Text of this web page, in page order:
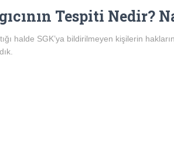
Tespiti Nedir?
halde SGK’ya bildirilmeyen kişilerin